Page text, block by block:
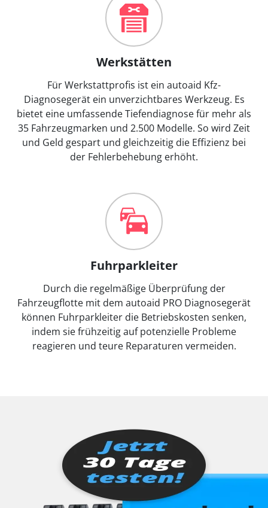
Werkstätten
Für Werkstattprofis ist ein autoaid Kfz-
Diagnosegerät ein unverzichtbares Werkzeug. Es
bietet eine umfassende Tiefendiagnose für mehr als
35 Fahrzeugmarken und 2.500 Modelle. So wird Zeit
und Geld gespart und gleichzeitig die Effizienz bei
der Fehlerbehebung erhöht.
Fuhrparkleiter
Durch die regelmäßige Überprüfung der
Fahrzeugflotte mit dem autoaid PRO Diagnosegerät
können Fuhrparkleiter die Betriebskosten senken,
indem sie frühzeitig auf potenzielle Probleme
reagieren und teure Reparaturen vermeiden.